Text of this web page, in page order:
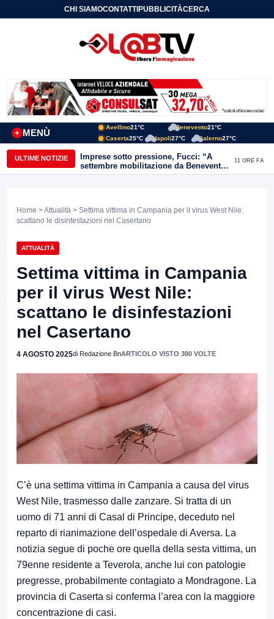
CHI SIAMOCONTATTIPUBBLICITÀCERCA
MENÙ
+
Avellino21°C Benevento21°C
Caserta25°C Napoli27°C Salerno27°C
ULTIME NOTIZIE
Imprese sotto pressione, Fucci: “A
settembre mobilitazione da Benevento
e Avellino”
11 ORE FA
Home >Attualità > Settima vittima in Campania per il virus West Nile:
scattano le disinfestazioni nel Casertano
ATTUALITÀ
Settima vittima in Campania
per il virus West Nile:
scattano le disinfestazioni
nel Casertano
4 AGOSTO 2025di Redazione BnARTICOLO VISTO 380 VOLTE
C’è una settima vittima in Campania a causa del virus
West Nile, trasmesso dalle zanzare. Si tratta di un
uomo di 71 anni di Casal di Principe, deceduto nel
reparto di rianimazione dell’ospedale di Aversa. La
notizia segue di poche ore quella della sesta vittima, un
79enne residente a Teverola, anche lui con patologie
pregresse, probabilmente contagiato a Mondragone. La
provincia di Caserta si conferma l’area con la maggiore
concentrazione di casi.